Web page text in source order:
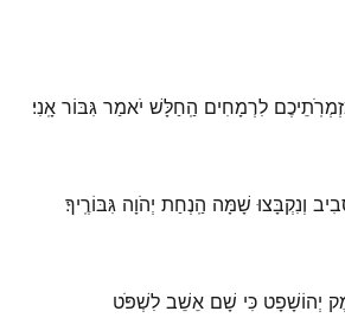
לִרְמָחִים הַֽחַלָּשׁ יֹאמַר גִּבּוֹר אָֽנִי׃
וְנִקְבָּצוּ שָׁמָּה הַֽנְחַת יְהֹוָה גִּבּוֹרֶֽיךָ׃
יְהוֹשָׁפָט כִּי שָׁם אֵשֵׁב לִשְׁפֹּט